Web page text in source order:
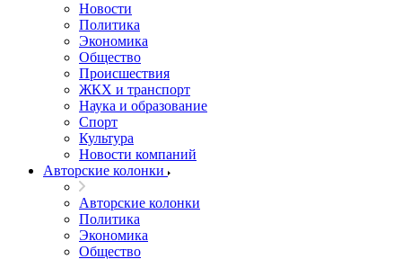
Новости
Политика
Экономика
Общество
Происшествия
ЖКХ и транспорт
Наука и образование
Спорт
Культура
Новости компаний
Авторские колонки
Авторские колонки
Политика
Экономика
Общество